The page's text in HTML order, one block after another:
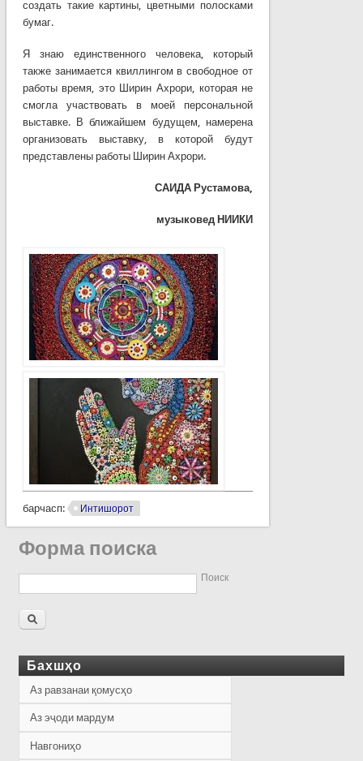
создать такие картины, цветными полосками
бумаг.
Я знаю единственного человека, который
также занимается квиллингом в свободное от
работы время, это Ширин Ахрори, которая не
смогла участвовать в моей персональной
выставке. В ближайшем будущем, намерена
организовать выставку, в которой будут
представлены работы Ширин Ахрори.
САИДА Рустамова,
музыковед НИИКИ
барчасп: Интишорот
Форма поиска
Поиск
Бахшҳо
Аз равзанаи қомусҳо
Аз эҷоди мардум
Навгониҳо